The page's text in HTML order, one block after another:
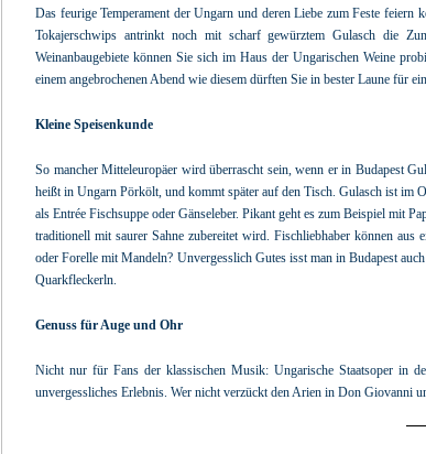
Das feurige Temperament der Ungarn und deren Liebe zum Feste
Tokajerschwips antrinkt noch mit scharf gewürztem Gulasch die
Weinanbaugebiete können Sie sich im Haus der Ungarischen Weine
einem angebrochenen Abend wie diesem dürften Sie in bester Laune für
Kleine Speisenkunde
So mancher Mitteleuropäer wird überrascht sein, wenn er in Budapest
heißt in Ungarn Pörkölt, und kommt später auf den Tisch. Gulasch ist im
als Entrée Fischsuppe oder Gänseleber. Pikant geht es zum Beispiel mit
traditionell mit saurer Sahne zubereitet wird. Fischliebhaber können aus
oder Forelle mit Mandeln? Unvergesslich Gutes isst man in Budapest
Quarkfleckerln.
Genuss für Auge und Ohr
Nicht nur für Fans der klassischen Musik: Ungarische Staatsoper in
unvergessliches Erlebnis. Wer nicht verzückt den Arien in Don Giovanni